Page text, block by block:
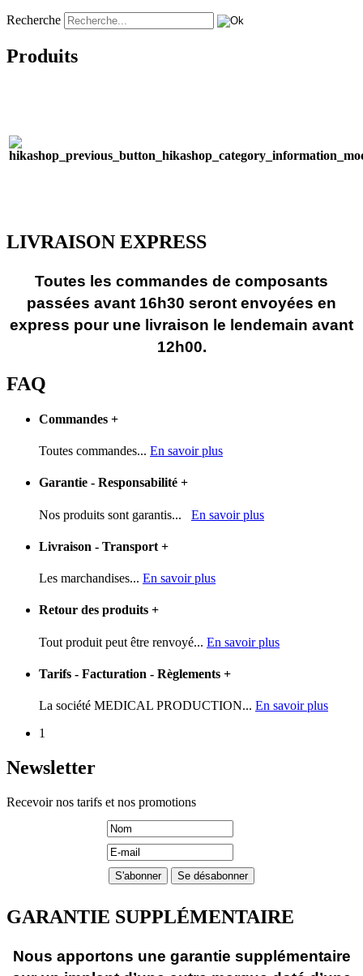
Recherche
Produits
LIVRAISON EXPRESS
Toutes les commandes de composants
passées avant 16h30 seront envoyées en
express pour une livraison le lendemain avant
12h00.
FAQ
Commandes +
Toutes commandes... En savoir plus
Garantie - Responsabilité +
Nos produits sont garantis... En savoir plus
Livraison - Transport +
Les marchandises... En savoir plus
Retour des produits +
Tout produit peut être renvoyé... En savoir plus
Tarifs - Facturation - Règlements +
La société MEDICAL PRODUCTION... En savoir plus
1
Newsletter
Recevoir nos tarifs et nos promotions
GARANTIE SUPPLÉMENTAIRE
Nous apportons une garantie supplémentaire